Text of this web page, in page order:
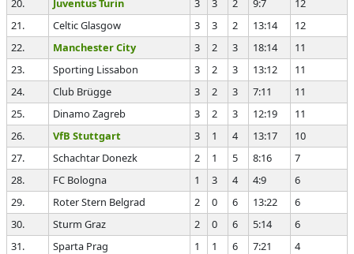
20. Juventus Turin 3 3 2 9:7
12
21.
Celtic Glasgow 3 3 2 13:14
12
22.
Manchester City 3 2 3 18:14
11
23.
Sporting Lissabon 3 2 3 13:12
11
24.
Club Brügge 3 2 3 7:11
11
25.
Dinamo Zagreb 3 2 3 12:19
11
26.
VfB Stuttgart 3 1 4 13:17
10
27.
Schachtar Donezk 2 1 5 8:16
7
28.
FC Bologna 1 3 4 4:9
6
29.
Roter Stern Belgrad 2 0 6 13:22
6
30.
Sturm Graz 2 0 6 5:14
6
31.
Sparta Prag 1 1 6 7:21
4